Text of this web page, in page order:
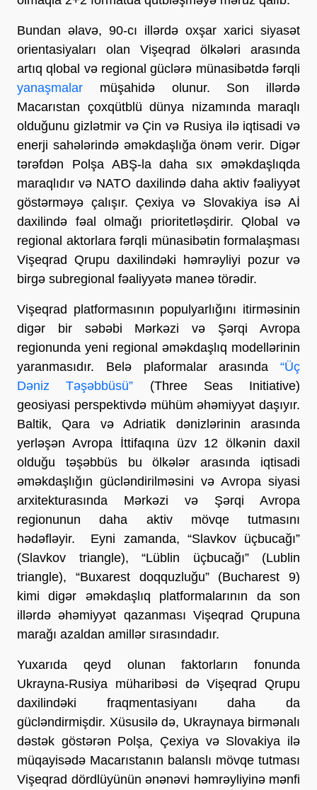
Bundan əlavə, 90-cı illərdə oxşar xarici siyasət
orientasiyaları olan Vişeqrad ölkələri arasında
artıq qlobal və regional güclərə münasibətdə fərqli
yanaşmalar müşahidə olunur. Son illərdə
Macarıstan çoxqütblü dünya nizamında maraqlı
olduğunu gizlətmir və Çin və Rusiya ilə iqtisadi və
enerji sahələrində əməkdaşlığa önəm verir. Digər
tərəfdən Polşa ABŞ-la daha sıx əməkdaşlıqda
maraqlıdır və NATO daxilində daha aktiv fəaliyyət
göstərməyə çalışır. Çexiya və Slovakiya isə Aİ
daxilində fəal olmağı prioritetləşdirir. Qlobal və
regional aktorlara fərqli münasibətin formalaşması
Vişeqrad Qrupu daxilindəki həmrəyliyi pozur və
birgə subregional fəaliyyətə maneə törədir.
Vişeqrad platformasının populyarlığını itirməsinin
digər bir səbəbi Mərkəzi və Şərqi Avropa
regionunda yeni regional əməkdaşlıq modellərinin
yaranmasıdır. Belə plaformalar arasında “Üç
Dəniz Təşəbbüsü” (Three Seas Initiative)
geosiyasi perspektivdə mühüm əhəmiyyət daşıyır.
Baltik, Qara və Adriatik dənizlərinin arasında
yerləşən Avropa İttifaqına üzv 12 ölkənin daxil
olduğu təşəbbüs bu ölkələr arasında iqtisadi
əməkdaşlığın gücləndirilməsini və Avropa siyasi
arxitekturasında Mərkəzi və Şərqi Avropa
regionunun daha aktiv mövqe tutmasını
hədəfləyir. Eyni zamanda, “Slavkov üçbucağı”
(Slavkov triangle), “Lüblin üçbucağı” (Lublin
triangle), “Buxarest doqquzluğu” (Bucharest 9)
kimi digər əməkdaşlıq platformalarının da son
illərdə əhəmiyyət qazanması Vişeqrad Qrupuna
marağı azaldan amillər sırasındadır.
Yuxarıda qeyd olunan faktorların fonunda
Ukrayna-Rusiya müharibəsi də Vişeqrad Qrupu
daxilindəki fraqmentasiyanı daha da
gücləndirmişdir. Xüsusilə də, Ukraynaya birmənalı
dəstək göstərən Polşa, Çexiya və Slovakiya ilə
müqayisədə Macarıstanın balanslı mövqe tutması
Vişeqrad dördlüyünün ənənəvi həmrəyliyinə mənfi